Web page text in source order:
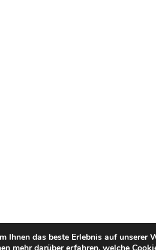
Ihnen das beste Erlebnis auf unserer